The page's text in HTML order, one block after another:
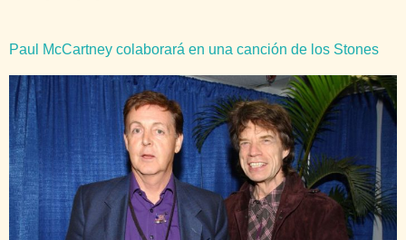
Paul McCartney colaborará en una canción de los Stones